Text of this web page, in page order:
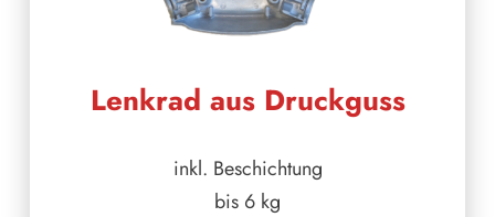
Lenkrad aus Druckguss
inkl. Beschichtung
bis 6 kg